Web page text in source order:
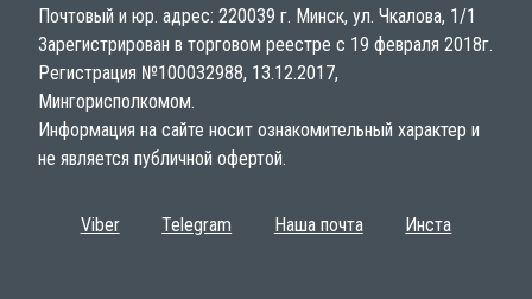
Почтовый и юр. адрес: 220039 г. Минск, ул. Чкалова, 1/1
Зарегистрирован в торговом реестре с 19 февраля 2018г.
Регистрация №100032988, 13.12.2017,
Мингорисполкомом.
Информация на сайте носит ознакомительный характер и
не является публичной офертой.
Viber Telegram Наша почта Инста